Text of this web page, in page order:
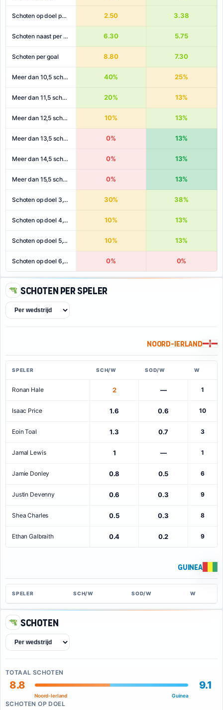
Schoten op doel per wedstrijd 2.50 3.38
Schoten naast per wedstrijd 6.30 5.75
Schoten per goal 8.80 7.30
Meer dan 10,5 schoten 40% 25%
Meer dan 11,5 schoten 20% 13%
Meer dan 12,5 schoten 10% 13%
Meer dan 13,5 schoten 0% 13%
Meer dan 14,5 schoten 0% 13%
Meer dan 15,5 schoten 0% 13%
Schoten op doel 3,5+ 30% 38%
Schoten op doel 4,5+ 10% 13%
Schoten op doel 5,5+ 10% 13%
Schoten op doel 6,5+ 0% 0%
Schoten per speler
Noord-Ierland
SPELER SCH/W SOD/W W
Ronan Hale 2 — 1
Isaac Price 1.6 0.6 10
Eoin Toal 1.3 0.7 3
Jamal Lewis 1 — 1
Jamie Donley 0.8 0.5 6
Justin Devenny 0.6 0.3 9
Shea Charles 0.5 0.3 8
Ethan Galbraith 0.4 0.2 9
Guinea
SPELER SCH/W SOD/W W
Schoten
TOTAAL SCHOTEN
8.8 9.1
Noord-Ierland Guinea
SCHOTEN OP DOEL